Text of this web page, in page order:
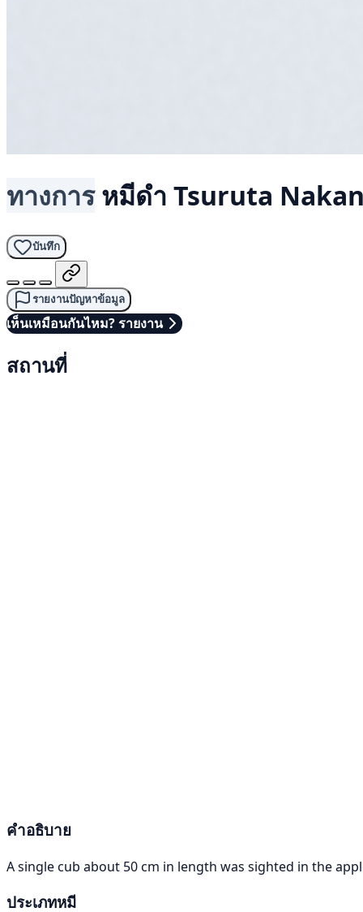
ทางการ หมีดำ Tsuruta
บันทึก
รายงานปัญหาข้อมูล
เห็นเหมือนกันไหม? รายงาน
สถานที่
คำอธิบาย
A single cub about 50 cm in length was sighted in the
ประเภทหมี